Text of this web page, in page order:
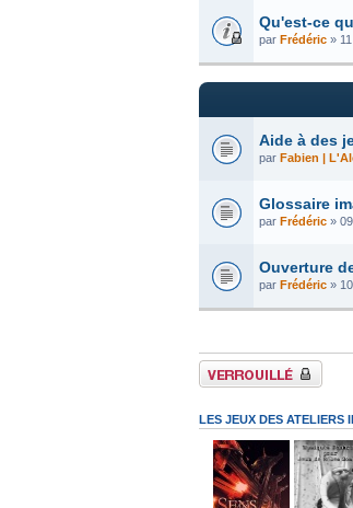
Qu'est-ce
par Frédéric »
Aide à des
par Fabien |
Glossaire
par Frédéric »
Ouverture
par Frédéric »
Forum verrouillé
LES JEUX DES ATELIERS